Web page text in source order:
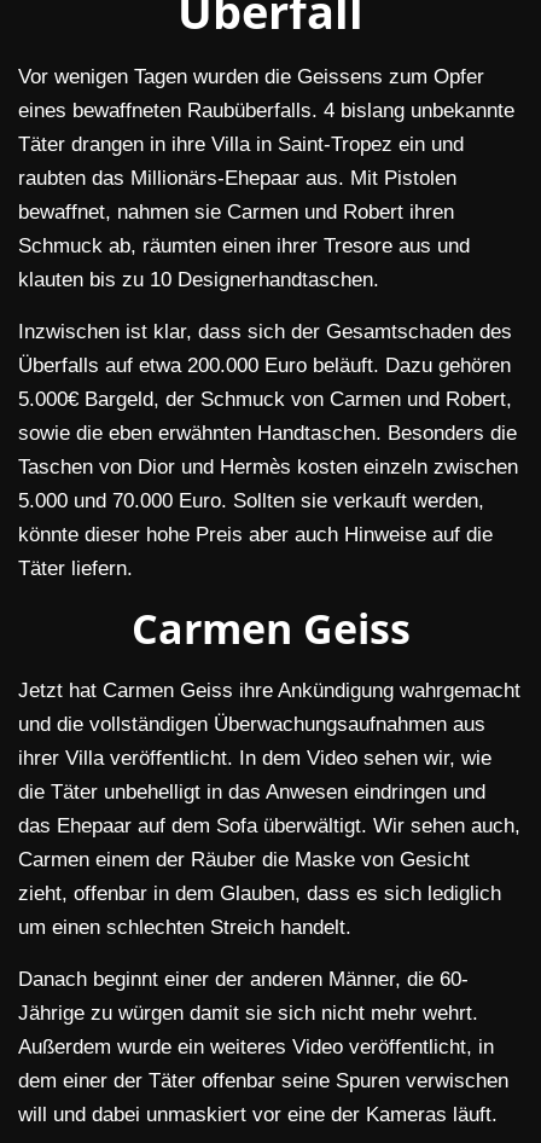
Vor wenigen Tagen wurden die Geissens zum Opfer
eines bewaffneten Raubüberfalls. 4 bislang unbekannte
Täter drangen in ihre Villa in Saint-Tropez ein und
raubten das Millionärs-Ehepaar aus. Mit Pistolen
bewaffnet, nahmen sie Carmen und Robert ihren
Schmuck ab, räumten einen ihrer Tresore aus und
klauten bis zu 10 Designerhandtaschen.
Inzwischen ist klar, dass sich der Gesamtschaden des
Überfalls auf etwa 200.000 Euro beläuft. Dazu gehören
5.000€ Bargeld, der Schmuck von Carmen und Robert,
sowie die eben erwähnten Handtaschen. Besonders die
Taschen von Dior und Hermès kosten einzeln zwischen
5.000 und 70.000 Euro. Sollten sie verkauft werden,
könnte dieser hohe Preis aber auch Hinweise auf die
Täter liefern.
Carmen Geiss
Jetzt hat Carmen Geiss ihre Ankündigung wahrgemacht
und die vollständigen Überwachungsaufnahmen aus
ihrer Villa veröffentlicht. In dem Video sehen wir, wie
die Täter unbehelligt in das Anwesen eindringen und
das Ehepaar auf dem Sofa überwältigt. Wir sehen auch,
Carmen einem der Räuber die Maske von Gesicht
zieht, offenbar in dem Glauben, dass es sich lediglich
um einen schlechten Streich handelt.
Danach beginnt einer der anderen Männer, die 60-
Jährige zu würgen damit sie sich nicht mehr wehrt.
Außerdem wurde ein weiteres Video veröffentlicht, in
dem einer der Täter offenbar seine Spuren verwischen
will und dabei unmaskiert vor eine der Kameras läuft.